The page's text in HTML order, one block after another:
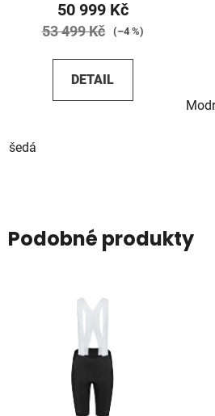
50 999 Kč
53 499 Kč (–4 %)
DETAIL
šedá
Podobné produkty